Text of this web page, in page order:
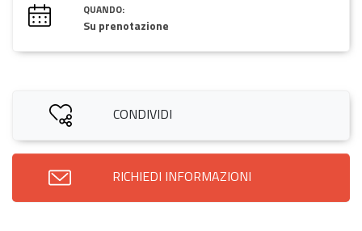
QUANDO:
Su prenotazione
CONDIVIDI
RICHIEDI INFORMAZIONI